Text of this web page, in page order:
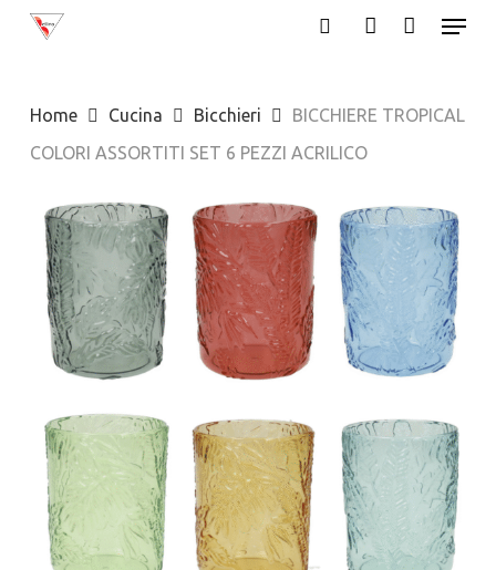
Skip
content
Menu
Home Cucina Bicchieri
BICCHIERE TROPICAL
COLORI ASSORTITI SET 6 PEZZI ACRILICO